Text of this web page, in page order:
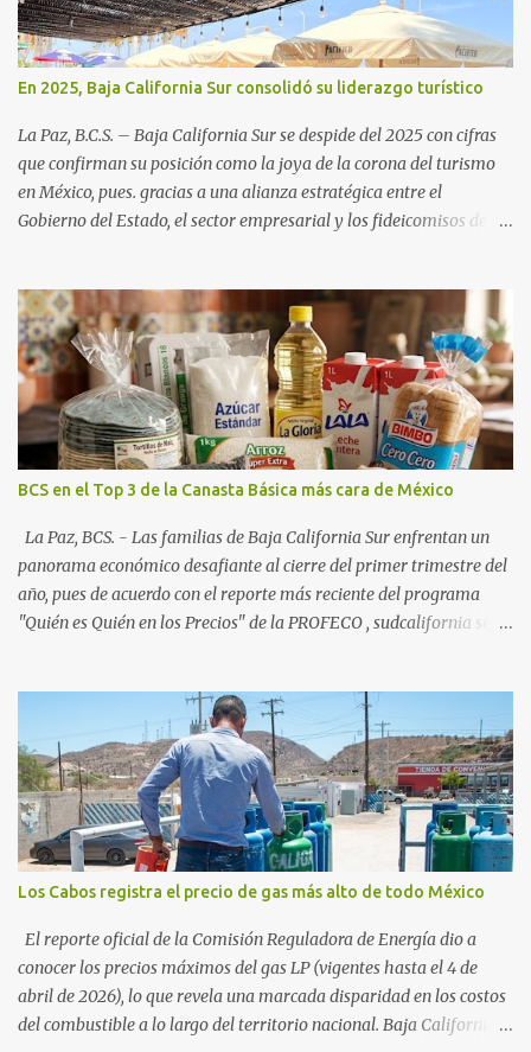
En 2025, Baja California Sur consolidó su liderazgo turístico
La Paz, B.C.S. – Baja California Sur se despide del 2025 con cifras
que confirman su posición como la joya de la corona del turismo
en México, pues. gracias a una alianza estratégica entre el
Gobierno del Estado, el sector empresarial y los fideicomisos de
una derrama económica sin precedentes. Las proyecciones para
este periodo vacacional son optimistas, con un promedio estatal
que supera el 70% . Sin embargo, la sorpresa del año la ha dado el
norte del estado. Comondú encabeza las expectativas con un
impresionante 89% de ocupación, impulsado por el interés
creciente en el turismo de naturaleza. Le siguen destinos
consolidados y emergentes: Los Cabos: 72% promedio (esperando
picos del 79% en Año Nuevo). La Paz: 66%. Loreto: 58%. Mulegé:
54%. "Estamos viendo un fenómeno de diversificación. Ya no solo
vienen por el lujo de Los Cabos, sino por la aut...
BCS en el Top 3 de la Canasta Básica más cara de México
La Paz, BCS. - Las familias de Baja California Sur enfrentan un
panorama económico desafiante al cierre del primer trimestre del
año, pues de acuerdo con el reporte más reciente del programa
"Quién es Quién en los Precios" de la PROFECO , sudcalifornia se
datos correspondientes al cierre de marzo y la primera semana de
abril revelan que adquirir el paquete de los 24 productos
esenciales alcanzó un precio de 942.50 pesos en la ciudad de La Paz
. Este monto fue detectado específicamente en el establecimiento
Bodega Aurrera ubicado en el fraccionamiento Camino Real,
superando la barrera de los 910 pesos establecida como meta por
el gobierno federal en el Paquete Contra la Inflación y la Carestía
(PACIC). Dentro del análisis por zonas geográficas, la entidad se
ubica en la región Centro-Norte , que comparte con estados como
Aguascaliente...
Los Cabos registra el precio de gas más alto de todo México
El reporte oficial de la Comisión Reguladora de Energía dio a
conocer los precios máximos del gas LP (vigentes hasta el 4 de
abril de 2026), lo que revela una marcada disparidad en los costos
del combustible a lo largo del territorio nacional. Baja California